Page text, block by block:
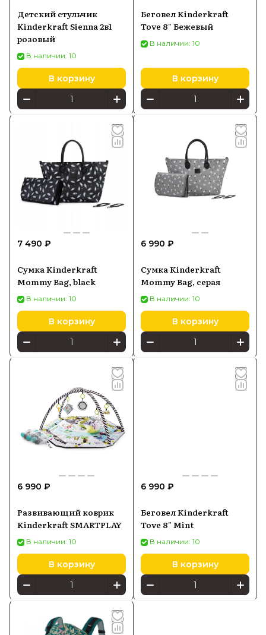
Детский стульчик
Kinderkraft Sienna 2в1
розовый
В наличии: 10
В корзину
Беговел Kinderkraft
Tove 8" Бежевый
В наличии: 10
В корзину
7 490 ₽
Сумка Kinderkraft
Mommy Bag, black
В наличии: 10
В корзину
6 990 ₽
Сумка Kinderkraft
Mommy Bag, серая
В наличии: 10
В корзину
6 990 ₽
Развивающий коврик
Kinderkraft SMARTPLAY
В наличии: 10
В корзину
6 990 ₽
Беговел Kinderkraft
Tove 8" Mint
В наличии: 10
В корзину